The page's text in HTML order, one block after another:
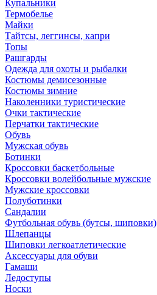
Купальники
Термобелье
Майки
Тайтсы, леггинсы, капри
Топы
Рашгарды
Одежда для охоты и рыбалки
Костюмы демисезонные
Костюмы зимние
Наколенники туристические
Очки тактические
Перчатки тактические
Обувь
Мужская обувь
Ботинки
Кроссовки баскетбольные
Кроссовки волейбольные мужские
Мужские кроссовки
Полуботинки
Сандалии
Футбольная обувь (бутсы, шиповки)
Шлепанцы
Шиповки легкоатлетические
Аксессуары для обуви
Гамаши
Ледоступы
Носки